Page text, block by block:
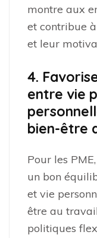
montre aux
et contribue
et leur
4.
entre vie
bien-être
Pour les
un bon
et vie
être au
politiques